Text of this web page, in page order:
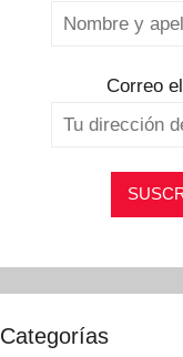
Correo
Categorías